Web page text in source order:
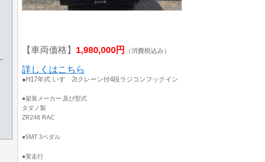
【車両価格】 1,980,000円 （消費税込み）
詳しくはこちら
●H17年式 いすゞ2tクレーン付4段ラジコンフックイン
●架装メーカー 及び型式
タダノ製
ZR246 RAC
●5MT 3ペダル
●実走行